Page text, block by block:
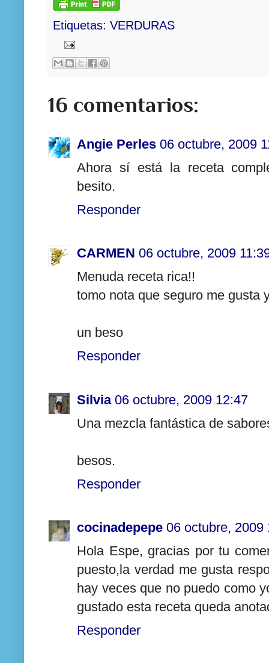
Etiquetas: VERDURAS
16 comentarios:
Angie Perles 06 octubre, 2009
Ahora sí está la receta
besito.
Responder
CARMEN 06 octubre, 2009
Menuda receta rica!!
tomo nota que seguro me gusta
un beso
Responder
Silvia 06 octubre, 2009 12:47
Una mezcla fantástica de
besos.
Responder
cocinadepepe 06 octubre, 2009
Hola Espe, gracias por tu
puesto,la verdad me gusta
hay veces que no puedo como
gustado esta receta queda
Responder